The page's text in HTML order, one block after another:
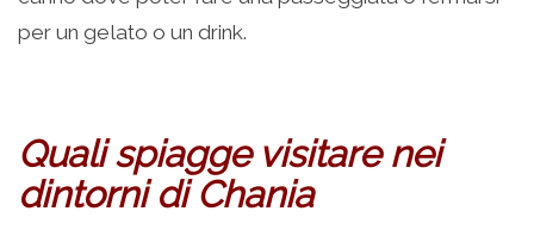
per un gelato o un drink.
Quali spiagge visitare nei
dintorni di Chania